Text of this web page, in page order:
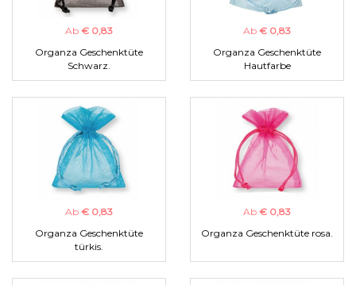
Ab € 0,83
Organza Geschenktüte
Schwarz.
Ab € 0,83
Organza Geschenktüte
Hautfarbe
Ab € 0,83
Organza Geschenktüte
türkis.
Ab € 0,83
Organza Geschenktüte rosa.